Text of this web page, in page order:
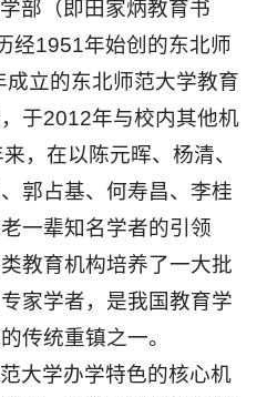
部（即田家炳教育书
经1951年始创的东北师
立的东北师范大学教育
于2012年与校内其他机
，在以陈元晖、杨清、
郭占基、何寿昌、李桂
一辈知名学者的引领
教育机构培养了一大批
家学者，是我国教育学
传统重镇之一。
大学办学特色的核心机